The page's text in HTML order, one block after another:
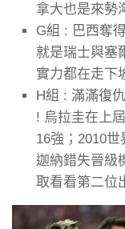
拿大也是來勢
G組 : 巴西奪
就是瑞士與塞
實力都在走下
H組 : 滿滿復
! 烏拉圭在上
16強；2010
迦納錯失晉級
取看看第二位